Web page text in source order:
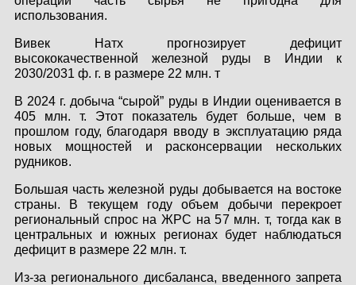
НОВОСТИ
КОНТАКТЫ
ЛИЧНЫЙ КАБИНЕТ
использования.
Вивек Натх прогнозирует дефицит
высококачественной железной руды в Индии к
2030/2031 ф. г. в размере 22 млн. т
В 2024 г. добыча “сырой” руды в Индии оценивается в
405 млн. т. Этот показатель будет больше, чем в
прошлом году, благодаря вводу в эксплуатацию ряда
новых мощностей и расконсервации нескольких
рудников.
Большая часть железной руды добывается на востоке
страны. В текущем году объем добычи перекроет
региональный спрос на ЖРС на 57 млн. т, тогда как в
центральных и южных регионах будет наблюдаться
дефицит в размере 22 млн. т.
Из-за регионального дисбаланса, введенного запрета